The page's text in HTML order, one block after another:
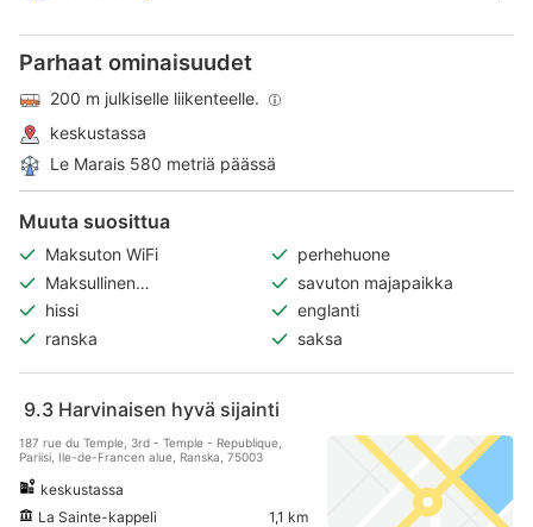
Parhaat ominaisuudet
200 m julkiselle liikenteelle.
keskustassa
Le Marais 580 metriä päässä
Muuta suosittua
Maksuton WiFi
perhehuone
Maksullinen
pysäköintimahdollisuus
savuton majapaikka
hissi
englanti
ranska
saksa
9.3 Harvinaisen hyvä sijainti
187 rue du Temple, 3rd - Temple - Republique,
Pariisi, Ile-de-Francen alue, Ranska, 75003
keskustassa
La Sainte-kappeli
1,1 km